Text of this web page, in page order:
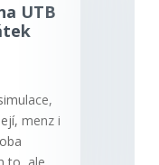
UTB
menz i